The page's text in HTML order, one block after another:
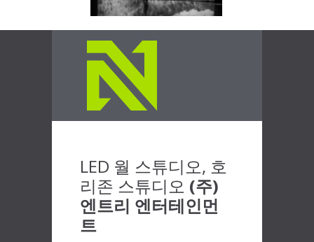
LED 월 스튜디오, 호
리존 스튜디오 (주)
엔트리 엔터테인먼
트